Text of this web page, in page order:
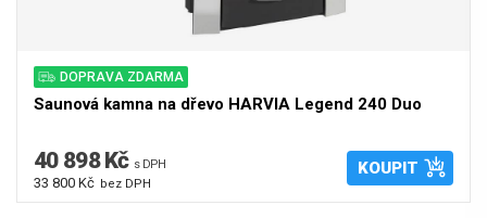
DOPRAVA ZDARMA
Saunová kamna na dřevo HARVIA Legend 240 Duo
40 898 Kč s DPH
33 800 Kč bez DPH
KOUPIT